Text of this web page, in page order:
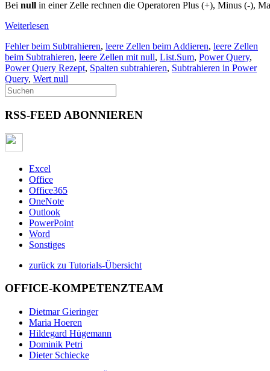
Bei null in einer Zelle rechnen die Operatoren Plus (+), Minus (-),
Weiterlesen
Fehler beim Subtrahieren, leere Zellen beim Addieren, leere Zellen
beim Subtrahieren, leere Zellen mit null, List.Sum, Power Query,
Power Query Rezept, Spalten subtrahieren, Subtrahieren in Power
Query, Wert null
RSS-FEED ABONNIEREN
Excel
Office
Office365
OneNote
Outlook
PowerPoint
Word
Sonstiges
zurück zu Tutorials-Übersicht
OFFICE-KOMPETENZTEAM
Dietmar Gieringer
Maria Hoeren
Hildegard Hügemann
Dominik Petri
Dieter Schiecke